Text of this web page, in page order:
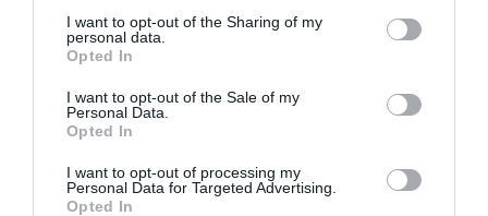
I want to opt-out of the Sharing of my
personal data.
Opted In
I want to opt-out of the Sale of my
Personal Data.
Opted In
I want to opt-out of processing my
Personal Data for Targeted Advertising.
Opted In